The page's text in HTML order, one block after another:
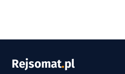
Rejsomat.pl